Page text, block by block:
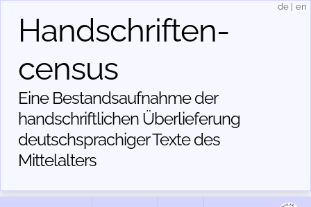
Handschriften­
census
Eine Bestandsaufnahme der
handschriftlichen Über­lieferung
deutschsprachiger Texte des
Mittelalters
de en